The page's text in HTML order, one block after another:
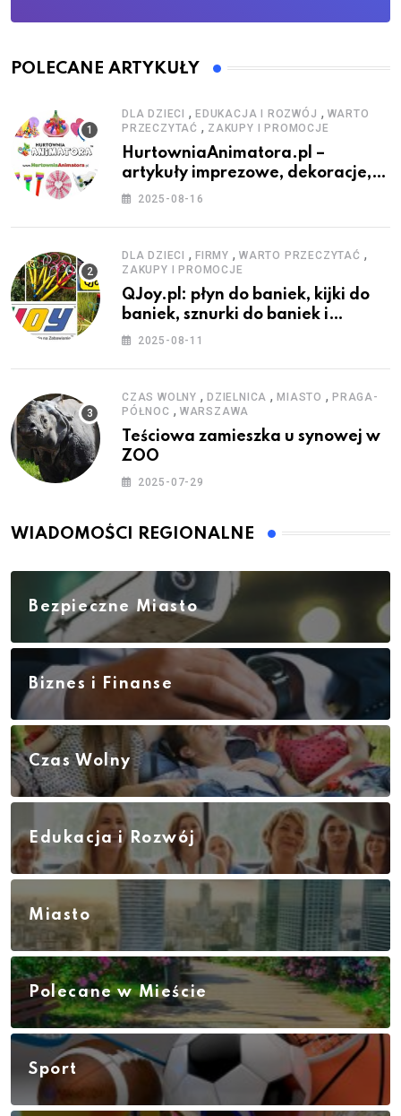
POLECANE ARTYKUŁY
DLA DZIECI , EDUKACJA I ROZWÓJ , WARTO
PRZECZYTAĆ , ZAKUPY I PROMOCJE
HurtowniaAnimatora.pl –
artykuły imprezowe, dekoracje,
stroje i akcesoria dla animatorów
2025-08-16
DLA DZIECI , FIRMY , WARTO PRZECZYTAĆ ,
ZAKUPY I PROMOCJE
QJoy.pl: płyn do baniek, kijki do
baniek, sznurki do baniek i
zestawy do baniek
2025-08-11
CZAS WOLNY , DZIELNICA ,MIASTO ,PRAGA-
PÓŁNOC , WARSZAWA
Teściowa zamieszka u synowej w
ZOO
2025-07-29
WIADOMOŚCI REGIONALNE
Bezpieczne Miasto
Biznes i Finanse
Czas Wolny
Edukacja i Rozwój
Miasto
Polecane w Mieście
Sport